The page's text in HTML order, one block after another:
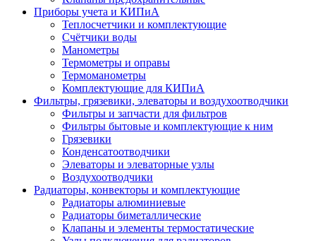
Приборы учета и КИПиА
Теплосчетчики и комплектующие
Счётчики воды
Манометры
Термометры и оправы
Термоманометры
Комплектующие для КИПиА
Фильтры, грязевики, элеваторы и воздухоотводчики
Фильтры и запчасти для фильтров
Фильтры бытовые и комплектующие к ним
Грязевики
Конденсатоотводчики
Элеваторы и элеваторные узлы
Воздухоотводчики
Радиаторы, конвекторы и комплектующие
Радиаторы алюминиевые
Радиаторы биметаллические
Клапаны и элементы термостатические